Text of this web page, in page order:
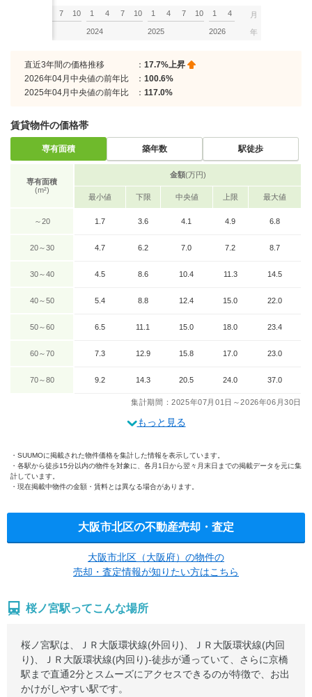
7 10 1 4 7 10
2024
1 4 7 10
2025
1 4
2026
月
年
直近3年間の価格推移 ： 17.7%上昇
2026年04月中央値の前年比
： 100.6%
2025年04月中央値の前年比
： 117.0%
賃貸物件の価格帯
専有面積 築年数 駅徒歩
専有面積
(m²)
金額(万円)
最小値 下限 中央値 上限 最大値
～20 1.7 3.6 4.1 4.9 6.8
20～30 4.7 6.2 7.0 7.2 8.7
30～40 4.5 8.6 10.4 11.3 14.5
40～50 5.4 8.8 12.4 15.0 22.0
50～60 6.5 11.1 15.0 18.0 23.4
60～70 7.3 12.9 15.8 17.0 23.0
70～80 9.2 14.3 20.5 24.0 37.0
集計期間：2025年07月01日～2026年06月30日
もっと見る
SUUMOに掲載された物件価格を集計した情報を表示しています。
各駅から徒歩15分以内の物件を対象に、各月1日から翌々月末日までの掲載データを元に集
計しています。
現在掲載中物件の金額・賃料とは異なる場合があります。
大阪市北区の不動産売却・査定
大阪市北区（大阪府）の物件の
売却・査定情報が知りたい方はこちら
桜ノ宮駅ってこんな場所
桜ノ宮駅は、ＪＲ大阪環状線(外回り)、ＪＲ大阪環状線(内回
り)、ＪＲ大阪環状線(内回り)-徒歩が通っていて、さらに京橋
駅まで直通2分とスムーズにアクセスできるのが特徴で、お出
かけがしやすい駅です。